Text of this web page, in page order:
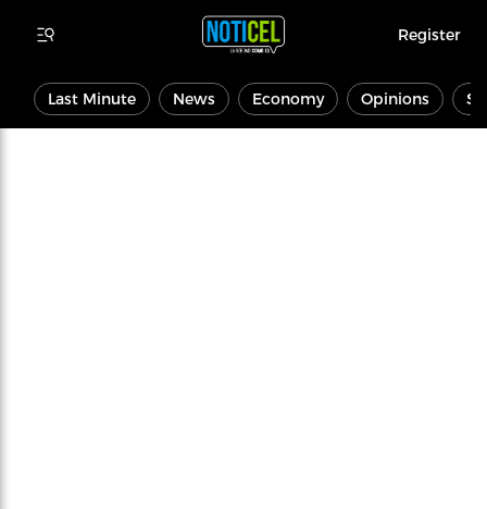
Register
Last Minute News Economy Opinions